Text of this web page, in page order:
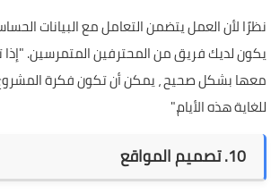
نظرًا لأن العمل يتضمن التعامل مع البيانات
يكون لديك فريق من المحترفين المتمرسين. "إذا
معها بشكل صحيح ، يمكن أن تكون فكرة
للغاية هذه الأيام."
10. تصميم المواقع